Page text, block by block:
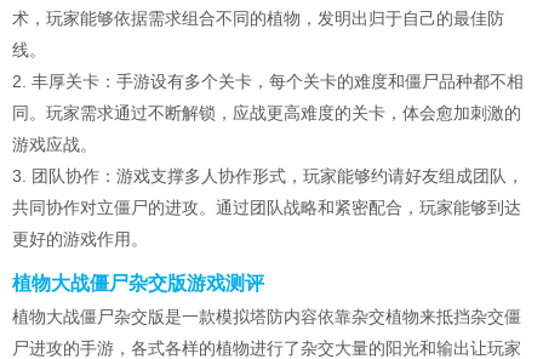
术，玩家能够依据需求组合不同的植物，发明出归于自己的最佳防
线。
2. 丰厚关卡：手游设有多个关卡，每个关卡的难度和僵尸品种都不相
同。玩家需求通过不断解锁，应战更高难度的关卡，体会愈加刺激的
游戏应战。
3. 团队协作：游戏支撑多人协作形式，玩家能够约请好友组成团队，
共同协作对立僵尸的进攻。通过团队战略和紧密配合，玩家能够到达
更好的游戏作用。
植物大战僵尸杂交版游戏测评
植物大战僵尸杂交版是一款模拟塔防内容依靠杂交植物来抵挡杂交僵
尸进攻的手游，各式各样的植物进行了杂交大量的阳光和输出让玩家